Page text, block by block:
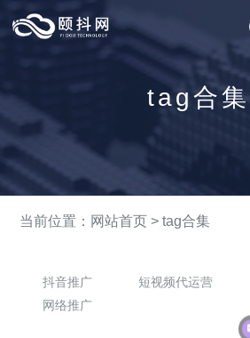
tag合集
当前位置： 网站首页 >tag合集
抖音推广 短视频代运营
网络推广